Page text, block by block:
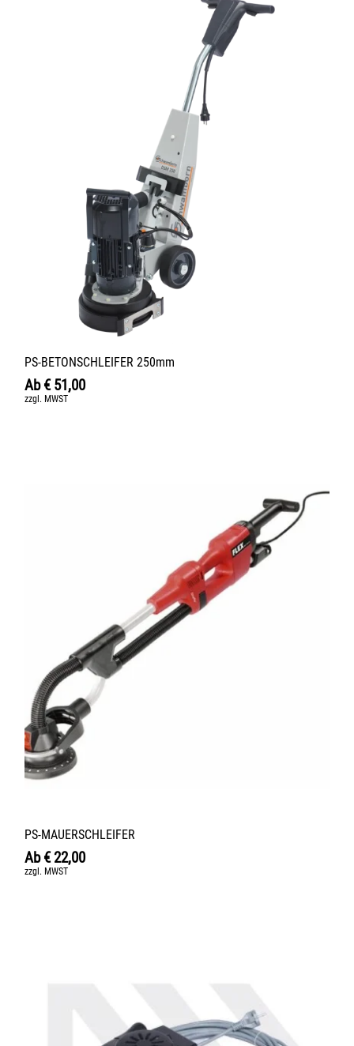
PS-BETONSCHLEIFER 250mm
Ab€51,00
zzgl. MWST
PS-MAUERSCHLEIFER
Ab€22,00
zzgl. MWST